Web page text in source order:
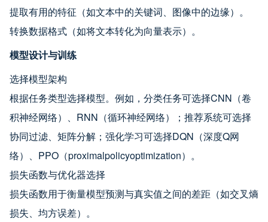
提取有用的特征（如文本中的关键词、图像中的边缘）。
转换数据格式（如将文本转化为向量表示）。
模型设计与训练
选择模型架构
根据任务类型选择模型。例如，分类任务可选择CNN（卷
积神经网络）、RNN（循环神经网络）；推荐系统可选择
协同过滤、矩阵分解；强化学习可选择DQN（深度Q网
络）、PPO（proximalpolicyoptimization）。
损失函数与优化器选择
损失函数用于衡量模型预测与真实值之间的差距（如交叉熵
损失、均方误差）。